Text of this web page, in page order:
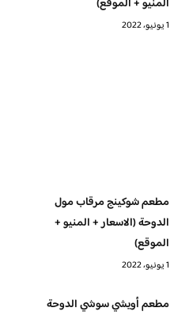
المنيو + الموقع)
1 يونيو، 2022
مطعم شوكينج مرقاب مول
الدوحة (الاسعار + المنيو +
الموقع)
1 يونيو، 2022
مطعم أويشي سوشي الدوحة